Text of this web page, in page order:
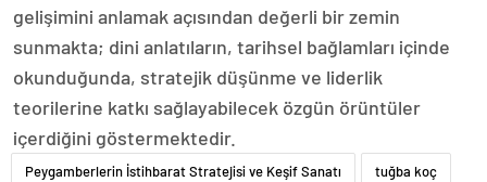
gelişimini anlamak açısından değerli bir zemin
sunmakta; dini anlatıların, tarihsel bağlamları içinde
okunduğunda, stratejik düşünme ve liderlik
teorilerine katkı sağlayabilecek özgün örüntüler
içerdiğini göstermektedir.
Peygamberlerin İstihbarat Stratejisi ve Keşif Sanatı tuğba koç